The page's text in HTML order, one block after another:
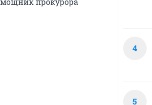
4
5